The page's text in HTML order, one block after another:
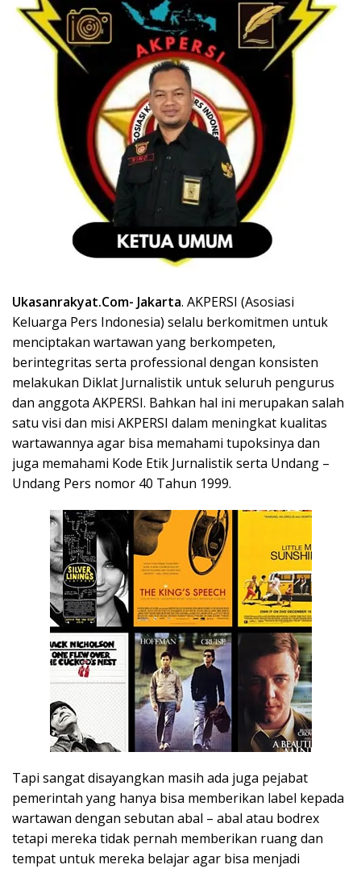
Ukasanrakyat.Com- Jakarta. AKPERSI (Asosiasi
Keluarga Pers Indonesia) selalu berkomitmen untuk
menciptakan wartawan yang berkompeten,
berintegritas serta professional dengan konsisten
melakukan Diklat Jurnalistik untuk seluruh pengurus
dan anggota AKPERSI. Bahkan hal ini merupakan salah
satu visi dan misi AKPERSI dalam meningkat kualitas
wartawannya agar bisa memahami tupoksinya dan
juga memahami Kode Etik Jurnalistik serta Undang –
Undang Pers nomor 40 Tahun 1999.
Tapi sangat disayangkan masih ada juga pejabat
pemerintah yang hanya bisa memberikan label kepada
wartawan dengan sebutan abal – abal atau bodrex
tetapi mereka tidak pernah memberikan ruang dan
tempat untuk mereka belajar agar bisa menjadi